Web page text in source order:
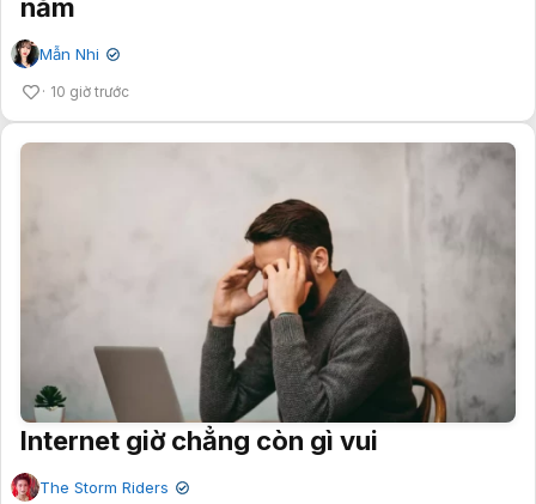
năm
Mẫn Nhi ✔
10 giờ trước
Internet giờ chẳng còn gì vui
The Storm Riders ✔